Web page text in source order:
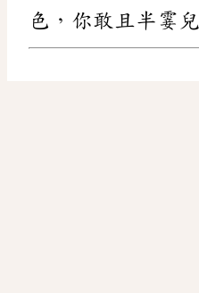
色，你敢且半霎兒